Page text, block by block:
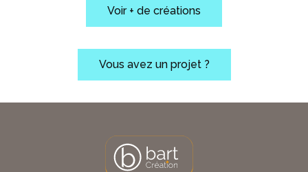
Voir + de créations
Vous avez un projet ?